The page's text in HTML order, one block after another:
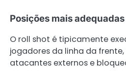
Posições mais
O roll shot é tipicamente
jogadores da linha da
atacantes externos e